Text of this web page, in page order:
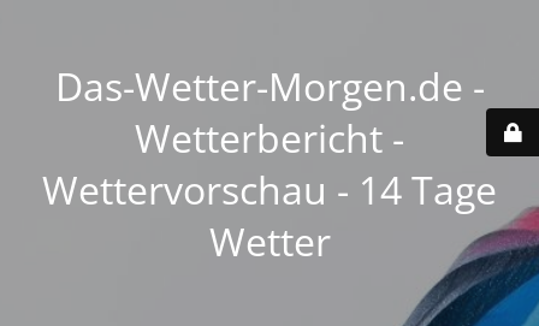
Das-Wetter-Morgen.de -
Wetterbericht -
Wettervorschau - 14 Tage
Wetter